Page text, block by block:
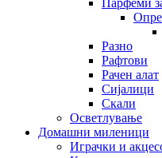
Разно
Рафтови
Рачен алат
Сијалици
Скали
Осветлување
Домашни миленици
Играчки и